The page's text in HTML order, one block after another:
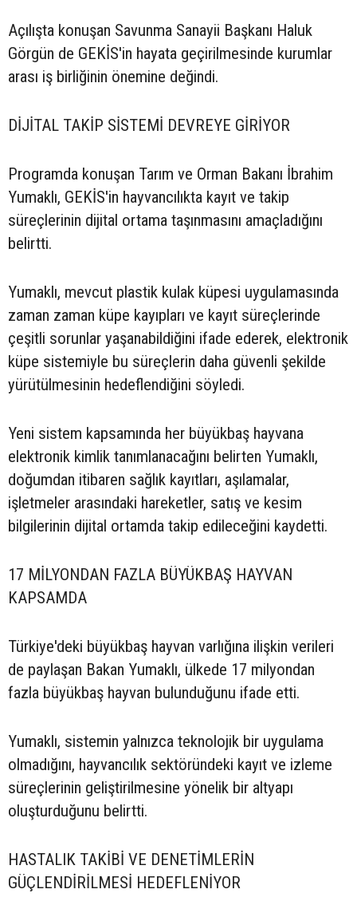
Açılışta konuşan Savunma Sanayii Başkanı Haluk
Görgün de GEKİS'in hayata geçirilmesinde kurumlar
arası iş birliğinin önemine değindi.
DİJİTAL TAKİP SİSTEMİ DEVREYE GİRİYOR
Programda konuşan Tarım ve Orman Bakanı İbrahim
Yumaklı, GEKİS'in hayvancılıkta kayıt ve takip
süreçlerinin dijital ortama taşınmasını amaçladığını
belirtti.
Yumaklı, mevcut plastik kulak küpesi uygulamasında
zaman zaman küpe kayıpları ve kayıt süreçlerinde
çeşitli sorunlar yaşanabildiğini ifade ederek, elektronik
küpe sistemiyle bu süreçlerin daha güvenli şekilde
yürütülmesinin hedeflendiğini söyledi.
Yeni sistem kapsamında her büyükbaş hayvana
elektronik kimlik tanımlanacağını belirten Yumaklı,
doğumdan itibaren sağlık kayıtları, aşılamalar,
işletmeler arasındaki hareketler, satış ve kesim
bilgilerinin dijital ortamda takip edileceğini kaydetti.
17 MİLYONDAN FAZLA BÜYÜKBAŞ HAYVAN
KAPSAMDA
Türkiye'deki büyükbaş hayvan varlığına ilişkin verileri
de paylaşan Bakan Yumaklı, ülkede 17 milyondan
fazla büyükbaş hayvan bulunduğunu ifade etti.
Yumaklı, sistemin yalnızca teknolojik bir uygulama
olmadığını, hayvancılık sektöründeki kayıt ve izleme
süreçlerinin geliştirilmesine yönelik bir altyapı
oluşturduğunu belirtti.
HASTALIK TAKİBİ VE DENETİMLERİN
GÜÇLENDİRİLMESİ HEDEFLENİYOR